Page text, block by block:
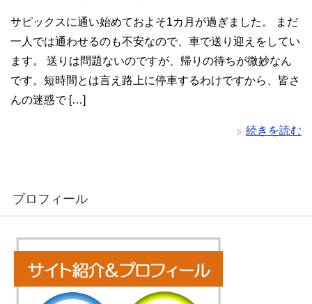
サピックスに通い始めておよそ1カ月が過ぎました。 まだ
一人では通わせるのも不安なので、車で送り迎えをしてい
ます。 送りは問題ないのですが、帰りの待ちが微妙なん
です。短時間とは言え路上に停車するわけですから、皆さ
んの迷惑で […]
続きを読む
プロフィール